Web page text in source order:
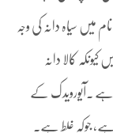
میں سیاہ دانہ کی وجہ
کالا دانہ
ہے ۔آیورویدک کے
جوکہ غلط ہے۔